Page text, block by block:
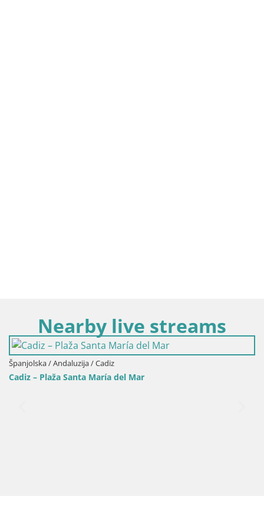
Nearby live streams
/ Andaluzija / Cadiz
Plaža Santa María del Mar